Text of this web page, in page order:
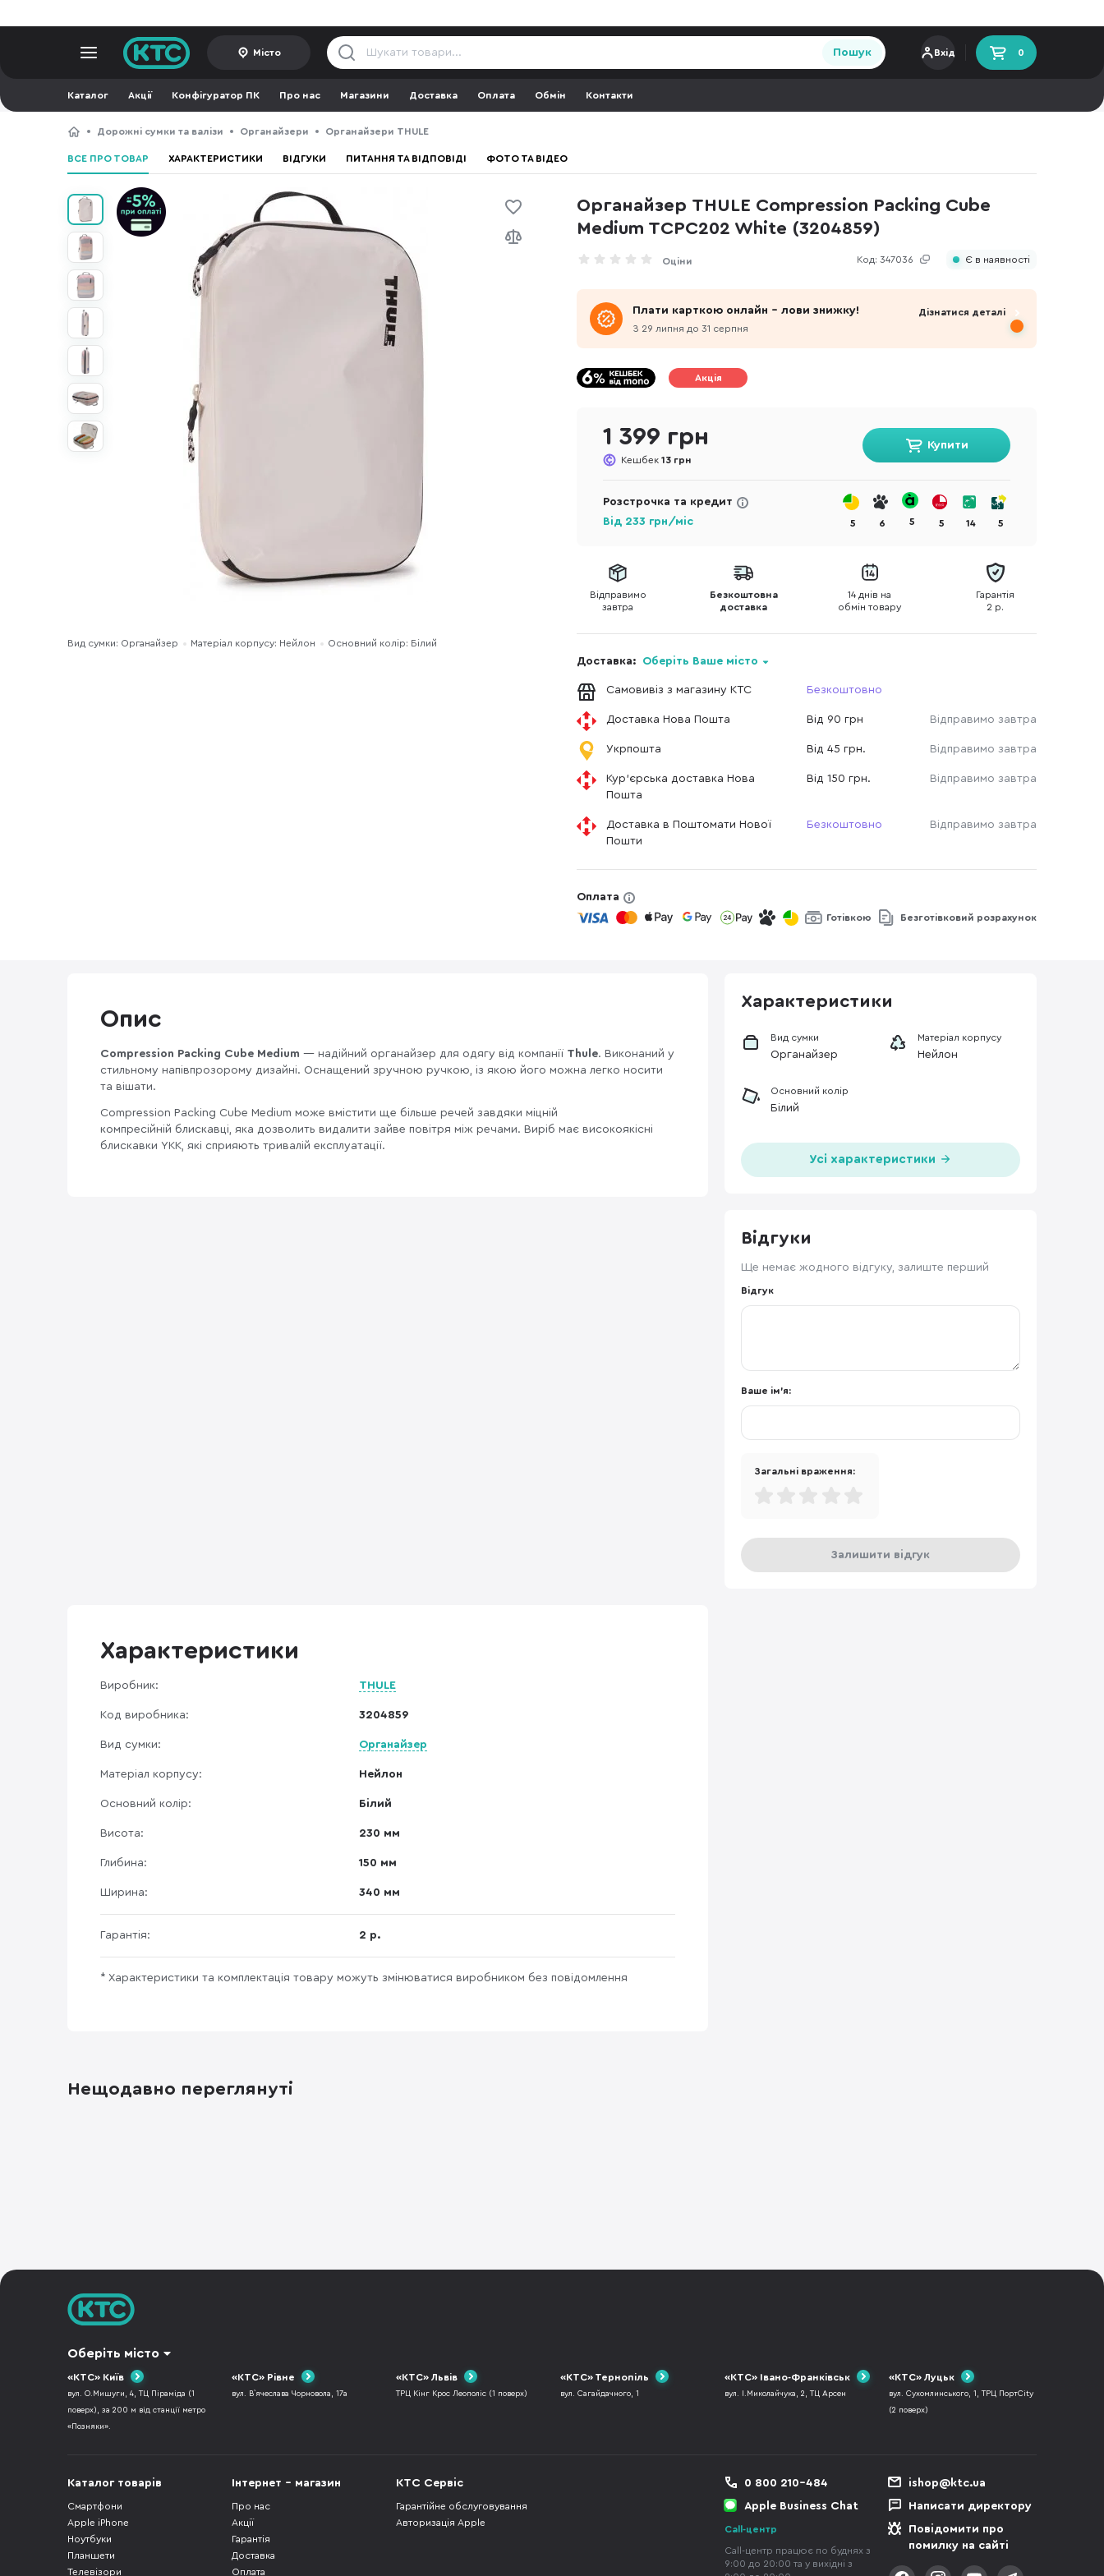
Місто Пошук Вхід 0
Каталог Акції Конфігуратор ПК Про нас Магазини Доставка Оплата Обмін Контакти
Дорожні сумки та валізи Органайзери Органайзери THULE
ВСЕ ПРО ТОВАР ХАРАКТЕРИСТИКИ ВІДГУКИ ПИТАННЯ ТА ВІДПОВІДІ ФОТО ТА ВІДЕО
Органайзер THULE Compression Packing Cube
Medium TCPC202 White (3204859)
Код: 347036
Оціни Є в наявності
Вид сумки: Органайзер Матеріал корпусу: Нейлон Основний колір: Білий
Плати карткою онлайн - лови знижку!
З 29 липня до 31 серпня
Дізнатися деталі
Акція
1 399 грн
Кешбек 13 грн
Купити
Розстрочка та кредит
Від 233 грн/міс 5 6 5 5 14 5
Відправимо
завтра
Безкоштовна
доставка
14 днів на
обмін товару
Гарантія
2 р.
Доставка: Оберіть Ваше місто
Самовивіз з магазину КТС Безкоштовно
Доставка Нова Пошта Від 90 грн Відправимо завтра
Укрпошта Від 45 грн. Відправимо завтра
Кур'єрська доставка Нова
Пошта
Від 150 грн. Відправимо завтра
Доставка в Поштомати Нової
Пошти
Безкоштовно Відправимо завтра
Оплата
Готівкою Безготівковий розрахунок
Опис
Compression Packing Cube Medium — надійний органайзер для одягу від компанії Thule. Виконаний у
стильному напівпрозорому дизайні. Оснащений зручною ручкою, із якою його можна легко носити
та вішати.
Compression Packing Cube Medium може вмістити ще більше речей завдяки міцній
компресійній блискавці, яка дозволить видалити зайве повітря між речами. Виріб має високоякісні
блискавки YKK, які сприяють тривалій експлуатації.
Характеристики
Вид сумки
Органайзер
Матеріал корпусу
Нейлон
Основний колір
Білий
Усі характеристики
Відгуки
Ще немає жодного відгуку, залиште перший
Відгук
Ваше ім'я:
Загальні враження:
Залишити відгук
Характеристики
Виробник: THULE
Код виробника: 3204859
Вид сумки: Органайзер
Матеріал корпусу: Нейлон
Основний колір: Білий
Висота: 230 мм
Глибина: 150 мм
Ширина: 340 мм
Гарантія: 2 р.
* Характеристики та комплектація товару можуть змінюватися виробником без повідомлення
Нещодавно переглянуті
Оберіть місто
«КТС» Київ
вул. О.Мишуги, 4, ТЦ Піраміда (1
поверх), за 200 м від станції метро
«Позняки».
«КТС» Рівне
вул. В`ячеслава Чорновола, 17а
«КТС» Львів
ТРЦ Кінг Крос Леополіс (1 поверх)
«КТС» Тернопіль
вул. Сагайдачного, 1
«КТС» Івано-Франківськ
вул. І.Миколайчука, 2, ТЦ Арсен
«КТС» Луцьк
вул. Сухомлинського, 1, ТРЦ ПортCity
(2 поверх)
Каталог товарів
Смартфони
Apple iPhone
Ноутбуки
Планшети
Телевізори
Інтернет - магазин
Про нас
Акції
Гарантія
Доставка
Оплата
КТС Сервіс
Гарантійне обслуговування
Авторизація Apple
0 800 210-484
Apple Business Chat
Call-центр
Call-центр працює по буднях з
9:00 до 20:00 та у вихідні з
ishop@ktc.ua
Написати директору
Повідомити про
помилку на сайті